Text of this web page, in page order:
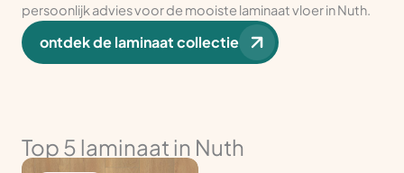
persoonlijk advies voor de mooiste laminaat vloer in Nuth.
ontdek de laminaat collectie
Top 5 laminaat in Nuth